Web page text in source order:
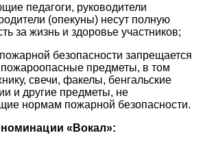
педагоги, руководители
(опекуны) несут полную
за жизнь и здоровье участников;
безопасности запрещается
пожароопасные предметы, в том
свечи, факелы, бенгальские
и другие предметы, не
нормам пожарной безопасности.
«Вокал»: